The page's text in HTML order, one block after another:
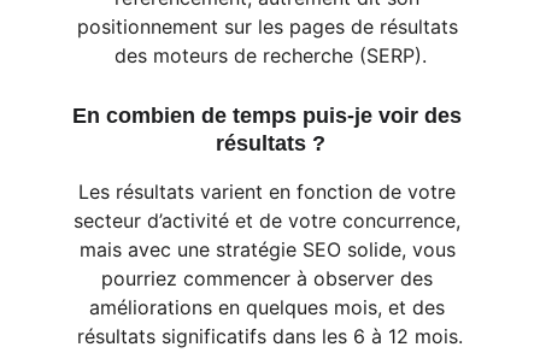
positionnement sur les pages de résultats
des moteurs de recherche (SERP).
En combien de temps puis-je voir des
résultats ?
Les résultats varient en fonction de votre
secteur d’activité et de votre concurrence,
mais avec une stratégie SEO solide, vous
pourriez commencer à observer des
améliorations en quelques mois, et des
résultats significatifs dans les 6 à 12 mois.